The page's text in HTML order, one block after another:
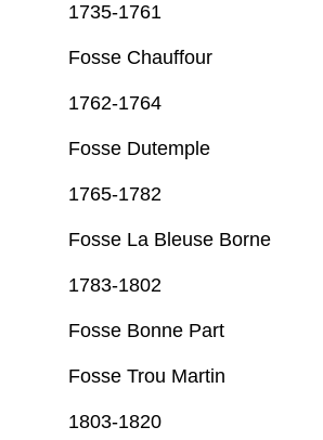
1735-1761
Fosse Chauffour
1762-1764
Fosse Dutemple
1765-1782
Fosse La Bleuse Borne
1783-1802
Fosse Bonne Part
Fosse Trou Martin
1803-1820